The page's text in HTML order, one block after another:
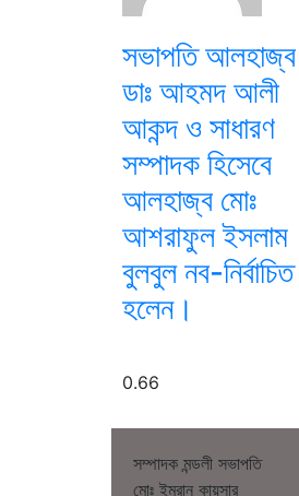
সভাপতি আলহাজ্ব
ডাঃ আহমদ আলী
আকন্দ ও সাধারণ
সম্পাদক হিসেবে
আলহাজ্ব মোঃ
আশরাফুল ইসলাম
বুলবুল নব-নির্বাচিত
হলেন।
সম্পাদক মন্ডলী সভাপতি
মোঃ ইমরান কায়সার